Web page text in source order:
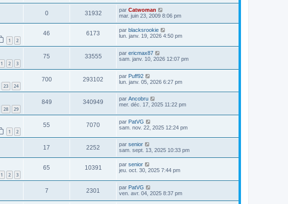
0 31932 par Catwoman
mar. juin 23, 2009 8:06 pm
1 2
46 6173 par blacksrookie
lun. janv. 19, 2026 4:50 pm
1 2 3
75 33555 par ericmax87
sam. janv. 10, 2026 12:07 pm
23 24
700 293102 par Puff92
lun. janv. 05, 2026 6:27 pm
28 29
849 340949 par Ancobru
mer. déc. 17, 2025 11:22 pm
1 2
55 7070 par PatVG
sam. nov. 22, 2025 12:24 pm
17 2252 par senior
sam. sept. 13, 2025 10:33 pm
1 2 3
65 10391 par senior
jeu. oct. 30, 2025 7:44 pm
7 2301 par PatVG
ven. avr. 04, 2025 8:37 pm